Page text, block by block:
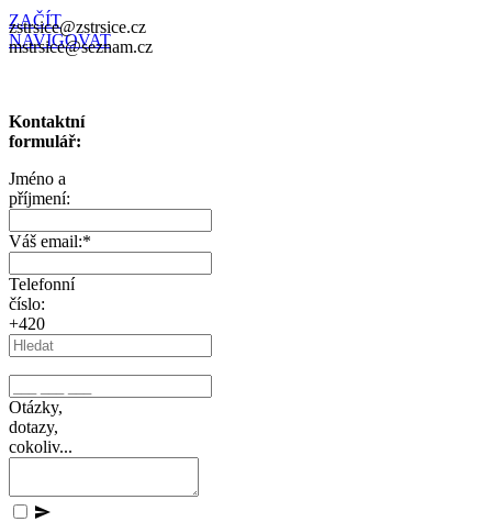
ZAČÍT
NAVIGOVAT
zstrsice@zstrsice.cz
mstrsice@seznam.cz
Kontaktní
formulář:
Jméno a
příjmení:
Váš email:*
Telefonní
číslo:
+420
Otázky,
dotazy,
cokoliv...